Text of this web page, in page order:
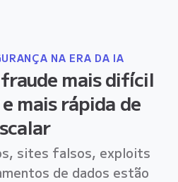
NA ERA DA IA
mais difícil
mais rápida de
sites falsos, exploits
de dados estão